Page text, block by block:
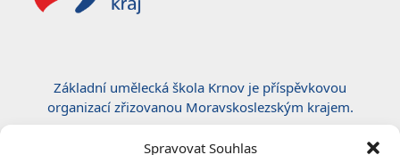
Spravovat Souhlas
Základní umělecká škola Krnov je příspěvkovou
organizací zřizovanou Moravskoslezským krajem.
Certifikace ČSN EN ISO 50001:2019